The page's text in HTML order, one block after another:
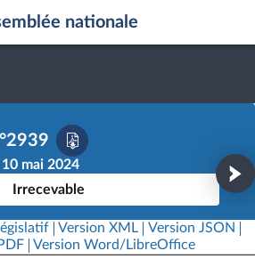
nationale
mai 2024
Irrecevable
Version XML
Version JSON
Version Word/LibreOffice